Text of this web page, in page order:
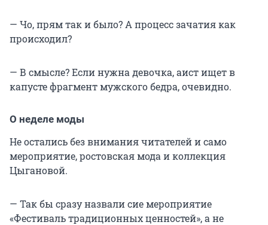
— Чо, прям так и было? А процесс зачатия как
происходил?
— В смысле? Если нужна девочка, аист ищет в
капусте фрагмент мужского бедра, очевидно.
О неделе моды
Не остались без внимания читателей и само
мероприятие, ростовская мода и коллекция
Цыгановой.
— Так бы сразу назвали сие мероприятие
«Фестиваль традиционных ценностей», а не